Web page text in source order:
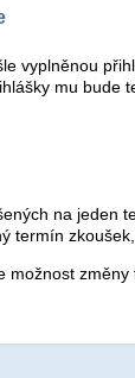
vyplněnou
mu bude
na jeden
termín
možnost změny